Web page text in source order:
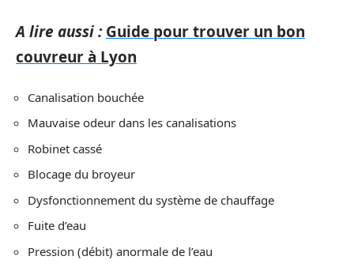
A lire aussi : Guide pour trouver un bon
couvreur à Lyon
Canalisation bouchée
Mauvaise odeur dans les canalisations
Robinet cassé
Blocage du broyeur
Dysfonctionnement du système de chauffage
Fuite d’eau
Pression (débit) anormale de l’eau